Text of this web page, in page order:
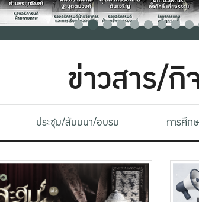
ข่าวสาร/กิ
ประชุม/สัมมนา/อบรม การศึก